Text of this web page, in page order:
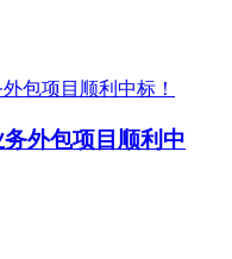
外包项目顺利中